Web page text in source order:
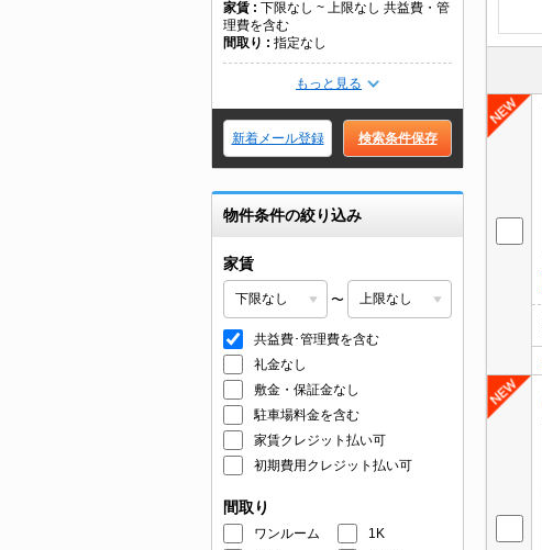
家賃
下限なし ~ 上限なし 共益費・管
理費を含む
間取り
指定なし
もっと見る
新着メール登録 検索条件保存
物件条件の絞り込み
家賃
〜
共益費･管理費を含む
礼金なし
敷金・保証金なし
駐車場料金を含む
家賃クレジット払い可
初期費用クレジット払い可
間取り
ワンルーム
1K